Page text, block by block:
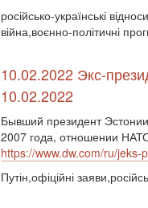
російсько-українські
війна,воєнно-політичні
10.02.2022 Экс-
10.02.2022
Бывший президент
2007 года, отношении
https://www.dw.com/ru/
Путін,офіційні